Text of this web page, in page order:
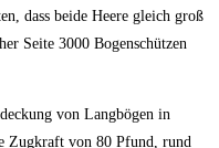
dass beide Heere gleich groß
Seite 3000 Bogenschützen
von Langbögen in
Zugkraft von 80 Pfund, rund